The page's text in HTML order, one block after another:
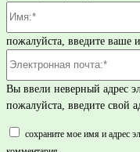
пожалуйста, введите ваше
Вы ввели неверный адрес
пожалуйста, введите свой
сохраните мое имя и адрес